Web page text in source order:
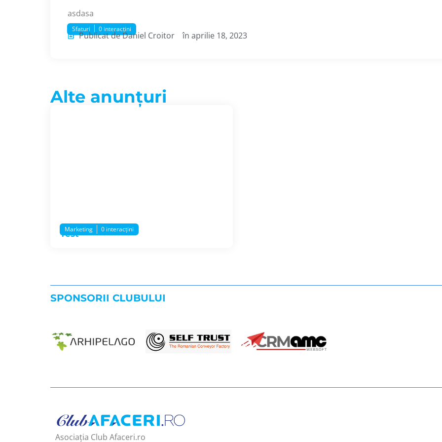
asdasa
Sfaturi 0 interacțini
Publicat de Daniel Croitor în aprilie 18, 2023
Alte anunțuri
Marketing 0 interacțini
Test
SPONSORII CLUBULUI
Asociația Club Afaceri.ro